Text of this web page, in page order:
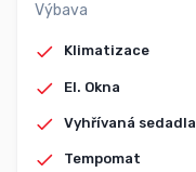
Výbava
Klimatizace
El. Okna
Vyhřívaná sedadla
Tempomat